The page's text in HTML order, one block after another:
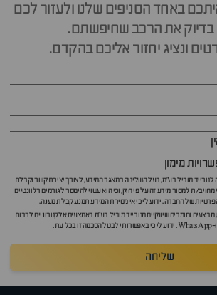
באחד הסניפים שלנו ולעזור לכם
בדיוק את הרכב שחיפשתם.
ונציג יחזור אליכם בהקדם.
מימון
מוביל בע"מ, בעל השליטה במאגר המידע, לצורך יצירת קשר וקבלת
מחויב/ת למסור מידע זה על פי חוק, וכי הוא עשוי להימסר לגורמים רלוונטיים
של החברה. ידוע לי כי אי מסירת המידע תמנע קבלת מענה.
וחומרים שיווקיים מטרייד מוביל בע"מ באמצעים אלקטרוניים לרבות
שליחה